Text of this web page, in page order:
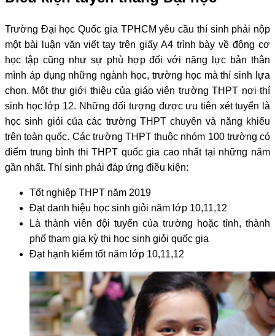
Trường Đại học Quốc gia TPHCM yêu cầu thí sinh phải nộp
một bài luận văn viết tay trên giấy A4 trình bày về động cơ
học tập cũng như sự phù hợp đối với năng lực bản thân
mình áp dụng những ngành học, trường học mà thí sinh lựa
chọn. Một thư giới thiệu của giáo viên trường THPT nơi thí
sinh học lớp 12. Những đối tượng được ưu tiên xét tuyển là
học sinh giỏi của các trường THPT chuyên và năng khiếu
trên toàn quốc. Các trường THPT thuộc nhóm 100 trường có
điểm trung bình thi THPT quốc gia cao nhất tại những năm
gần nhất. Thí sinh phải đáp ứng điều kiện:
Tốt nghiệp THPT năm 2019
Đạt danh hiệu học sinh giỏi năm lớp 10,11,12
Là thành viên đội tuyển của trường hoặc tỉnh, thành
phố tham gia kỳ thi học sinh giỏi quốc gia
Đạt hạnh kiểm tốt năm lớp 10,11,12